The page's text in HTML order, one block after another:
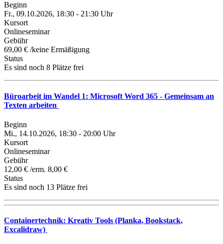
Beginn
Fr., 09.10.2026, 18:30 - 21:30 Uhr
Kursort
Onlineseminar
Gebühr
69,00 € /keine Ermäßigung
Status
Es sind noch 8 Plätze frei
Büroarbeit im Wandel 1: Microsoft Word 365 - Gemeinsam an
Texten arbeiten
Beginn
Mi., 14.10.2026, 18:30 - 20:00 Uhr
Kursort
Onlineseminar
Gebühr
12,00 € /erm. 8,00 €
Status
Es sind noch 13 Plätze frei
Containertechnik: Kreativ Tools (Planka, Bookstack,
Excalidraw)